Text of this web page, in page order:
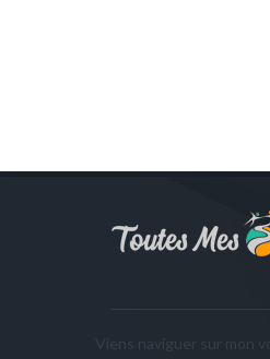
Viens naviguer sur mon